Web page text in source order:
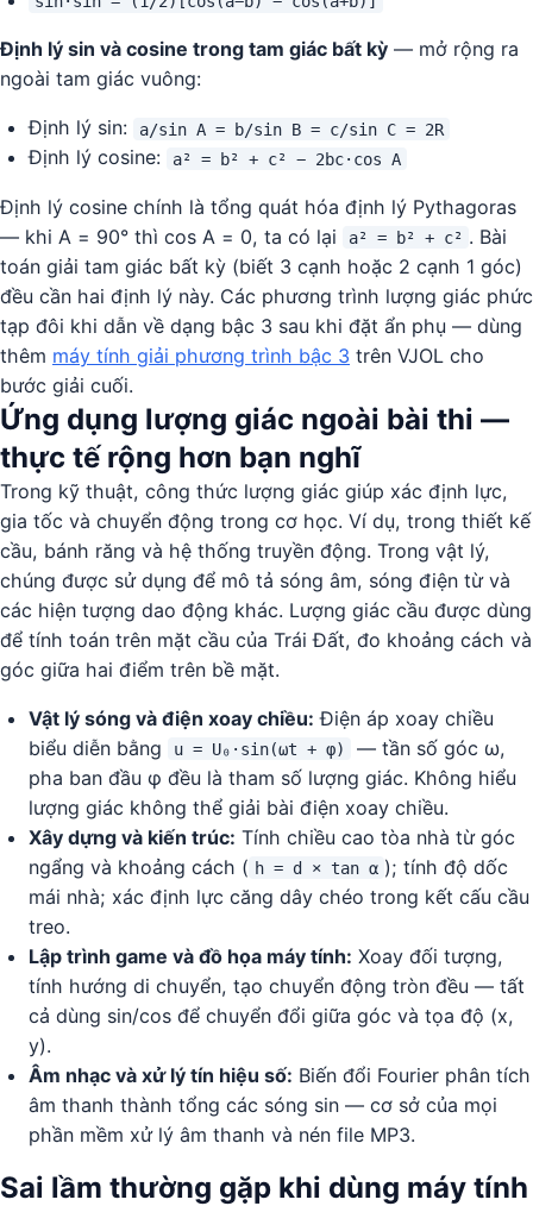
Định lý sin và cosine trong tam giác bất kỳ — mở rộng ra
ngoài tam giác vuông:
Định lý sin: a/sin A = b/sin B = c/sin C = 2R
Định lý cosine: a² = b² + c² − 2bc·cos A
Định lý cosine chính là tổng quát hóa định lý Pythagoras
— khi A = 90° thì cos A = 0, ta có lại
a² = b² + c² . Bài
toán giải tam giác bất kỳ (biết 3 cạnh hoặc 2 cạnh 1 góc)
đều cần hai định lý này. Các phương trình lượng giác phức
tạp đôi khi dẫn về dạng bậc 3 sau khi đặt ẩn phụ — dùng
thêm máy tính giải phương trình bậc 3 trên VJOL cho
bước giải cuối.
Ứng dụng lượng giác ngoài bài thi —
thực tế rộng hơn bạn nghĩ
Trong kỹ thuật, công thức lượng giác giúp xác định lực,
gia tốc và chuyển động trong cơ học. Ví dụ, trong thiết kế
cầu, bánh răng và hệ thống truyền động. Trong vật lý,
chúng được sử dụng để mô tả sóng âm, sóng điện từ và
các hiện tượng dao động khác. Lượng giác cầu được dùng
để tính toán trên mặt cầu của Trái Đất, đo khoảng cách và
góc giữa hai điểm trên bề mặt.
Vật lý sóng và điện xoay chiều: Điện áp xoay chiều
biểu diễn bằng
u = U₀·sin(ωt + φ)
— tần số góc ω,
pha ban đầu φ đều là tham số lượng giác. Không hiểu
lượng giác không thể giải bài điện xoay chiều.
Xây dựng và kiến trúc: Tính chiều cao tòa nhà từ góc
ngẩng và khoảng cách ( h = d × tan α ); tính độ dốc
mái nhà; xác định lực căng dây chéo trong kết cấu cầu
treo.
Lập trình game và đồ họa máy tính: Xoay đối tượng,
tính hướng di chuyển, tạo chuyển động tròn đều — tất
cả dùng sin/cos để chuyển đổi giữa góc và tọa độ (x,
y).
Âm nhạc và xử lý tín hiệu số: Biến đổi Fourier phân tích
âm thanh thành tổng các sóng sin — cơ sở của mọi
phần mềm xử lý âm thanh và nén file MP3.
Sai lầm thường gặp khi dùng máy tính